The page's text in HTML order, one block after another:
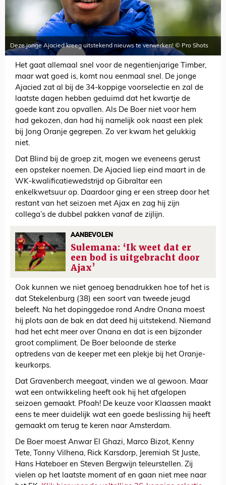
Deze jonge Ajacied kreeg uitstekend nieuws te verwerken! © Pro Shots
Het gaat allemaal snel voor de negentienjarige Timber,
maar wat goed is, komt nou eenmaal snel. De jonge
Ajacied zat al bij de 34-koppige voorselectie en zal de
laatste dagen hebben geduimd dat het kwartje de
goede kant zou opvallen. Als De Boer niet voor hem
had gekozen, dan had hij namelijk ook naast een plek
bij Jong Oranje gegrepen. Zo ver kwam het gelukkig
niet.
Dat Blind bij de groep zit, mogen we eveneens gerust
een opsteker noemen. De Ajacied liep eind maart in de
WK-kwalificatiewedstrijd op Gibraltar een
enkelkwetsuur op. Daardoor ging er een streep door het
restant van het seizoen met Ajax en zag hij zijn
collega’s de dubbel pakken vanaf de zijlijn.
AANBEVOLEN
Sulemana: ‘Ik weet dat er
een bod is uitgebracht door
Ajax’
Ook kunnen we niet genoeg benadrukken hoe tof het is
dat Stekelenburg (38) een soort van tweede jeugd
beleeft. Na het dopinggedoe rond Andre Onana moest
hij plots aan de bak en dat deed hij uitstekend. Niemand
had het echt meer over Onana en dat is een bijzonder
groot compliment. De Boer beloonde de sterke
optredens van de keeper met een plekje bij het Oranje-
keurkorps.
Dat Gravenberch meegaat, vinden we al gewoon. Maar
wat een ontwikkeling heeft ook hij het afgelopen
seizoen gemaakt. Pfoah! De keuze voor Klaassen maakt
eens te meer duidelijk wat een goede beslissing hij heeft
gemaakt om terug te keren naar Amsterdam.
De Boer moest Anwar El Ghazi, Marco Bizot, Kenny
Tete, Tonny Vilhena, Rick Karsdorp, Jeremiah St Juste,
Hans Hateboer en Steven Bergwijn teleurstellen. Zij
vielen op het laatste moment af en gaan niet mee naar